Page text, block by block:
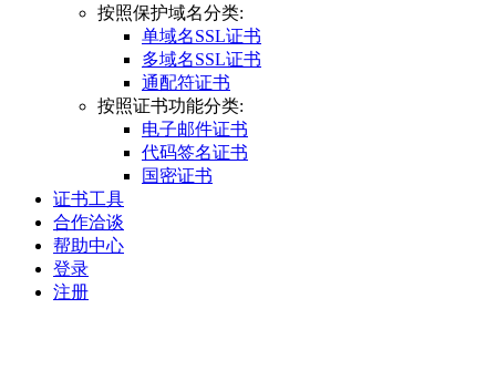
按照保护域名分类:
单域名SSL证书
多域名SSL证书
通配符证书
按照证书功能分类:
电子邮件证书
代码签名证书
国密证书
证书工具
合作洽谈
帮助中心
登录
注册